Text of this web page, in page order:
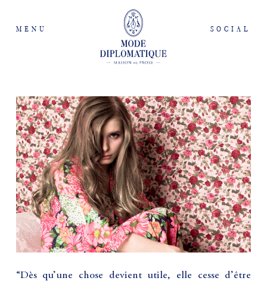
MENU SOCIAL
“Dès qu’une chose devient utile, elle cesse d’être